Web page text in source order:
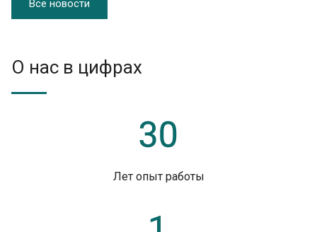
Все новости
О нас в цифрах
Лет опыт работы